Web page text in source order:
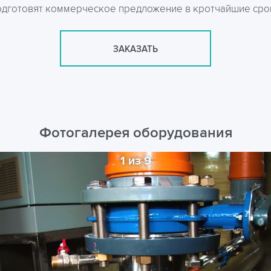
коммерческое предложение в кротчайшие
ЗАКАЗАТЬ
Фотогалерея оборудования
1 из 9